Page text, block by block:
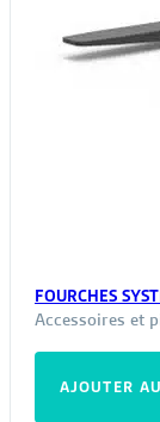
FOURCHES
Accessoires et
AJOUTER